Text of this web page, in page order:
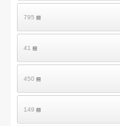
795
41
450
149